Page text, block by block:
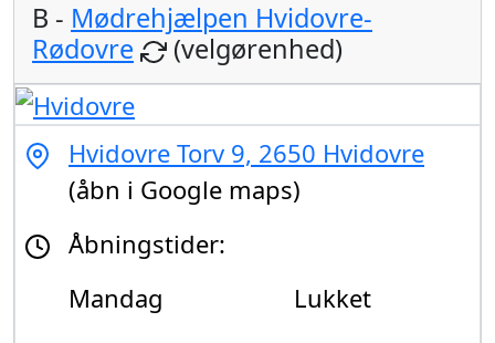
B - Mødrehjælpen Hvidovre-
Rødovre
(velgørenhed)
Hvidovre Torv 9, 2650 Hvidovre
(åbn i Google maps)
Åbningstider:
Mandag
Lukket